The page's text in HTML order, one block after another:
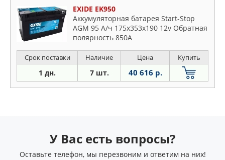
EXIDE EK950
Аккумуляторная батарея Start-Stop
AGM 95 А/ч 175x353x190 12v Обратная
полярность 850A
Срок поставки Наличие Цена Купить
1 дн. 7 шт. 40 616 р.
У Вас есть вопросы?
Оставьте телефон, мы перезвоним и ответим на них!